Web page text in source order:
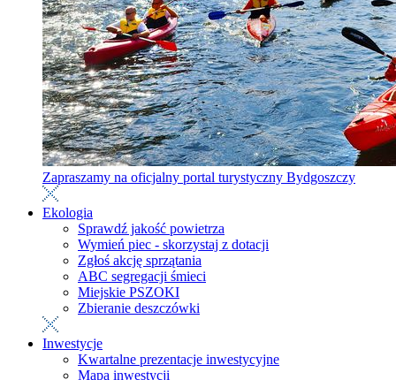
Zapraszamy na oficjalny portal turystyczny Bydgoszczy
Ekologia
Sprawdź jakość powietrza
Wymień piec - skorzystaj z dotacji
Zgłoś akcję sprzątania
ABC segregacji śmieci
Miejskie PSZOKI
Zbieranie deszczówki
Inwestycje
Kwartalne prezentacje inwestycyjne
Mapa inwestycji